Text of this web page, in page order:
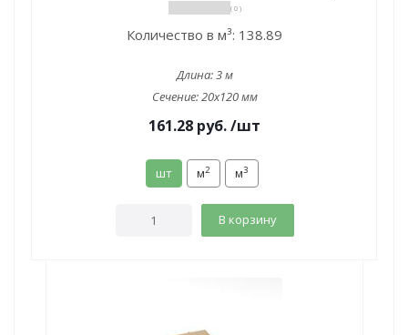
( 0 )
Количество в м³: 138.89
Длина:3 м
Сечение:20x120 мм
161.28 руб./шт
шт м2 м3
В корзину